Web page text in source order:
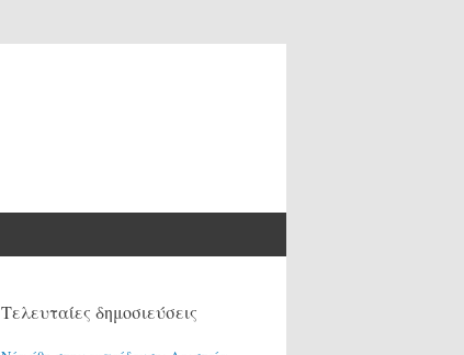
Τελευταίες δημοσιεύσεις